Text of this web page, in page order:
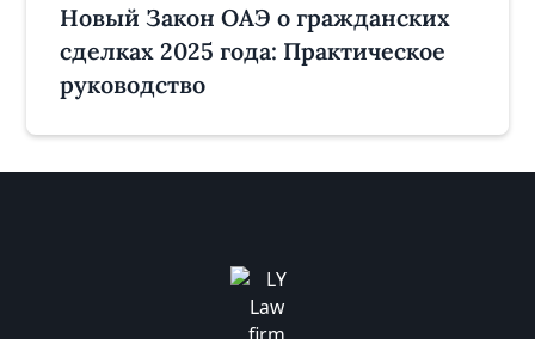
Новый Закон ОАЭ о гражданских
сделках 2025 года: Практическое
руководство